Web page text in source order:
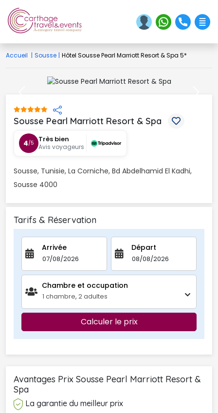
Accueil | Sousse | Hôtel Sousse Pearl Marriott Resort & Spa 5*
Sousse Pearl Marriott Resort & Spa
4/5 Très bien
Avis voyageurs
Sousse, Tunisie, La Corniche, Bd Abdelhamid El Kadhi,
Sousse 4000
Tarifs & Réservation
Arrivée Départ
Chambre et occupation
1 chambre, 2adultes
Calculer le prix
Avantages Prix Sousse Pearl Marriott Resort &
Spa
La garantie du meilleur prix